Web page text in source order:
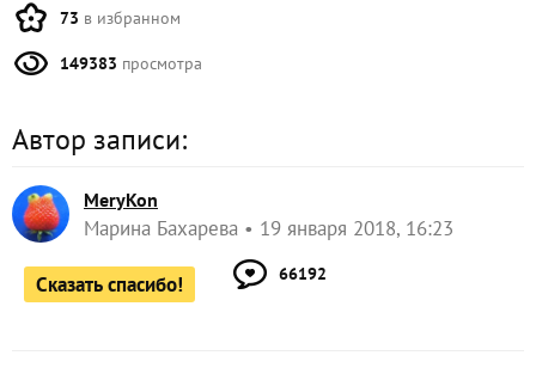
73 в избранном
149383 просмотра
Автор записи:
MeryKon
Марина Бахарева 19 января 2018, 16:23
Сказать спасибо! 66192